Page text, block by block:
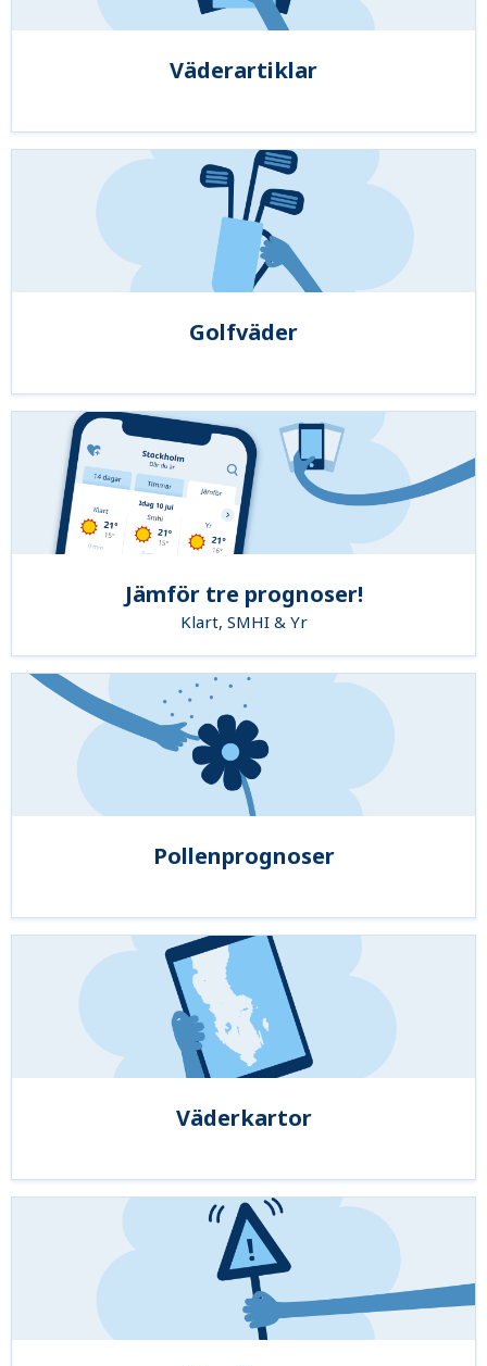
Väderartiklar
Golfväder
Jämför tre prognoser!
Klart, SMHI & Yr
Pollenprognoser
Väderkartor